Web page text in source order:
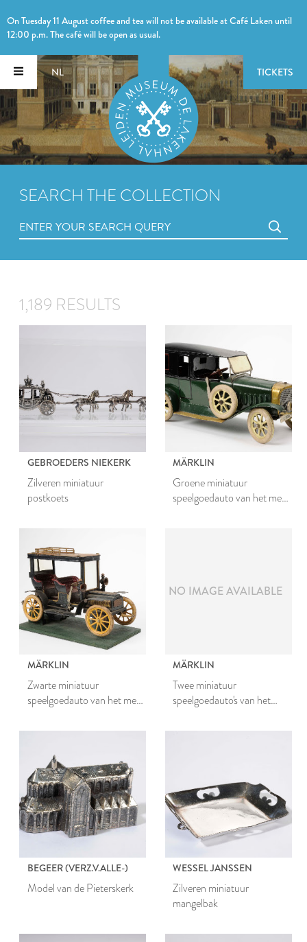
On Tuesday 11 August coffee and tea will not be available at Café Laken until
12:00 p.m. The café will be open as usual.
NL TICKETS
SEARCH THE COLLECTION
1,189 RESULTS
GEBROEDERS NIEKERK
Zilveren miniatuur
postkoets
MÄRKLIN
Groene miniatuur
speelgoedauto van het merk
MÄRKLIN
Zwarte miniatuur
speelgoedauto van het merk
NO IMAGE AVAILABLE
MÄRKLIN
Twee miniatuur
speelgoedauto's van het
BEGEER (VERZ.V.ALLE-)
Model van de Pieterskerk
WESSEL JANSSEN
Zilveren miniatuur
mangelbak